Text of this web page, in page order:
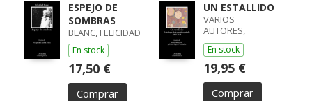
ESPEJO DE
SOMBRAS
BLANC, FELICIDAD
En stock
17,50 €
Comprar
UN ESTALLIDO
VARIOS
AUTORES,
VARIOS AUTORES
/ MOLINA GIL,
RAUL / LÓPEZ
FERNÁNDEZ,
ÁLVARO
En stock
19,95 €
Comprar